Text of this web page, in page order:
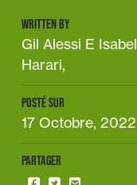
WRITTEN BY
Gil Alessi E Isabel
Harari,
POSTÉ SUR
17 Octobre, 2022
PARTAGER